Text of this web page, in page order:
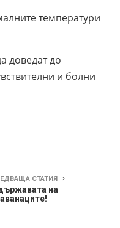
температури
доведат до
и болни
СТАТИЯ
на